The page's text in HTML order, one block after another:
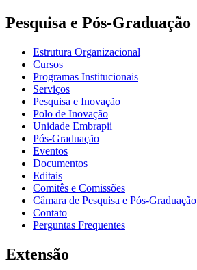
Pesquisa e Pós-Graduação
Estrutura Organizacional
Cursos
Programas Institucionais
Serviços
Pesquisa e Inovação
Polo de Inovação
Unidade Embrapii
Pós-Graduação
Eventos
Documentos
Editais
Comitês e Comissões
Câmara de Pesquisa e Pós-Graduação
Contato
Perguntas Frequentes
Extensão